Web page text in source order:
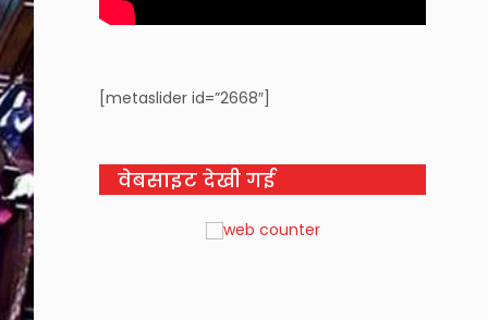
[metaslider id=”2668″]
वेबसाइट देखी गई